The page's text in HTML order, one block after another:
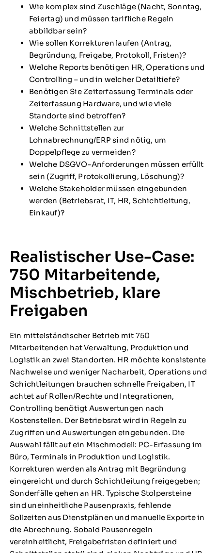
Wie komplex sind Zuschläge (Nacht, Sonntag,
Feiertag) und müssen tarifliche Regeln
abbildbar sein?
Wie sollen Korrekturen laufen (Antrag,
Begründung, Freigabe, Protokoll, Fristen)?
Welche Reports benötigen HR, Operations und
Controlling – und in welcher Detailtiefe?
Benötigen Sie Zeiterfassung Terminals oder
Zeiterfassung Hardware, und wie viele
Standorte sind betroffen?
Welche Schnittstellen zur
Lohnabrechnung/ERP sind nötig, um
Doppelpflege zu vermeiden?
Welche DSGVO-Anforderungen müssen erfüllt
sein (Zugriff, Protokollierung, Löschung)?
Welche Stakeholder müssen eingebunden
werden (Betriebsrat, IT, HR, Schichtleitung,
Einkauf)?
Realistischer Use-Case:
750 Mitarbeitende,
Mischbetrieb, klare
Freigaben
Ein mittelständischer Betrieb mit 750
Mitarbeitenden hat Verwaltung, Produktion und
Logistik an zwei Standorten. HR möchte konsistente
Nachweise und weniger Nacharbeit, Operations und
Schichtleitungen brauchen schnelle Freigaben, IT
achtet auf Rollen/Rechte und Integrationen,
Controlling benötigt Auswertungen nach
Kostenstellen. Der Betriebsrat wird in Regeln zu
Zugriffen und Auswertungen eingebunden. Die
Auswahl fällt auf ein Mischmodell: PC-Erfassung im
Büro, Terminals in Produktion und Logistik.
Korrekturen werden als Antrag mit Begründung
eingereicht und durch Schichtleitung freigegeben;
Sonderfälle gehen an HR. Typische Stolpersteine
sind uneinheitliche Pausenpraxis, fehlende
Sollzeiten aus Dienstplänen und manuelle Exporte in
die Abrechnung. Sobald Pausenregeln
vereinheitlicht, Freigabefristen definiert und